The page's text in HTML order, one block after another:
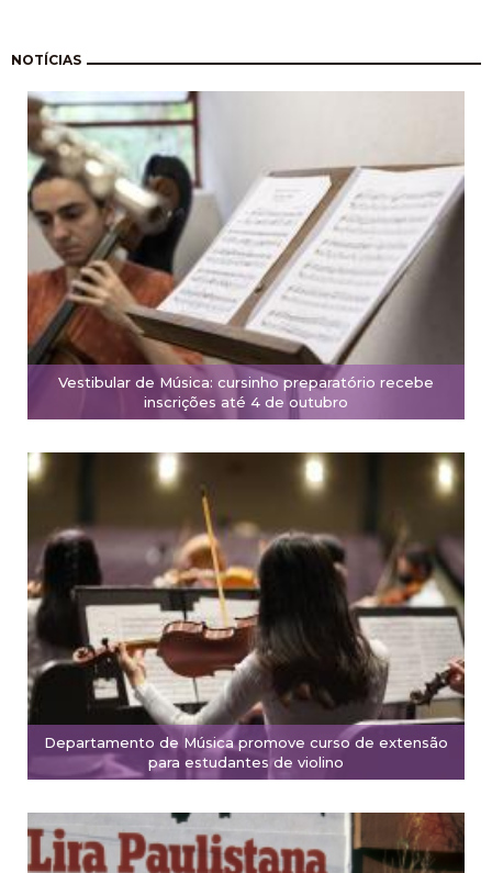
NOTÍCIAS
Vestibular de Música: cursinho preparatório recebe
inscrições até 4 de outubro
Departamento de Música promove curso de extensão
para estudantes de violino
Paginação